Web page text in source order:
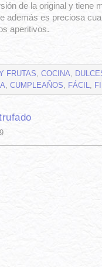
de la original y tiene
además es preciosa
aperitivos.
FRUTAS, COCINA,
, CUMPLEAÑOS, FÁCIL,